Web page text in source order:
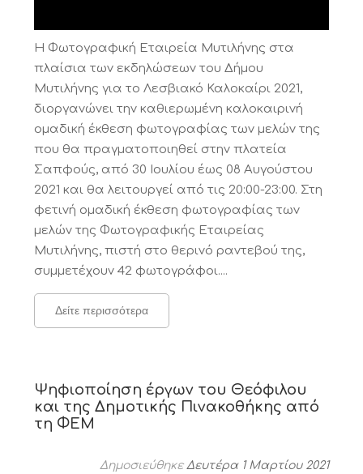
Η Φωτογραφική Εταιρεία Μυτιλήνης στα
πλαίσια των εκδηλώσεων του Δήμου
Μυτιλήνης για το Λεσβιακό Καλοκαίρι 2021,
διοργανώνει την καθιερωμένη καλοκαιρινή
ομαδική έκθεση φωτογραφίας των μελών της
που θα πραγματοποιηθεί στην πλατεία
Σαπφούς, από 30 Ιουλίου έως 08 Αυγούστου
2021 και θα λειτουργεί από τις 20:00-23:00. Στη
φετινή ομαδική έκθεση φωτογραφίας των
μελών της Φωτογραφικής Εταιρείας
Μυτιλήνης, πιστή στο θερινό ραντεβού της,
συμμετέχουν 42 φωτογράφοι....
Δείτε περισσότερα
Ψηφιοποίηση έργων του Θεόφιλου
και της Δημοτικής Πινακοθήκης από
τη ΦΕΜ
Δημοσιεύθηκε Δευτέρα 1 Μαρτίου 2021